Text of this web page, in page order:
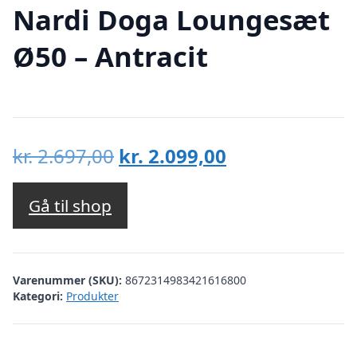
Nardi Doga Loungesæt
Ø50 – Antracit
kr.2.697,00 Den
oprindelige
var:
kr. 2.697,00.
kr. 2.099,00
kr. 2.099,00.
Gå til shop
Varenummer (SKU): 8672314983421616800
Kategori: Produkter